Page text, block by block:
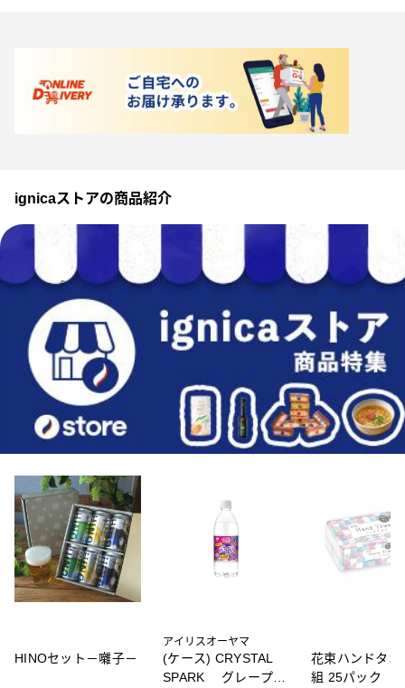
ignicaストアの商品紹介
HINOセット－囃子－
アイリスオーヤマ
(ケース) CRYSTAL
SPARK グレープソ
花束ハンドタオ
組 25パック